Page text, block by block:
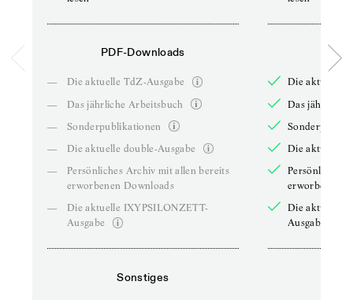
PDF-Downloads
—
Die aktuelle TdZ-Ausgabe
—
Das jährliche Arbeitsbuch
—
Sonderpublikationen
—
Die aktuelle double-Ausgabe
—
Persönliches Archiv mit allen bereits
erworbenen Downloads
—
Die aktuelle IXYPSILONZETT-
Ausgabe
Sonstiges
Die aktuelle
Das jährliche
Die aktuelle
Persönliches
erworbenen
Die aktuelle
Ausgabe